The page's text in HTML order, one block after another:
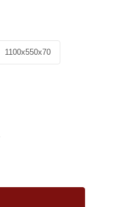
1100x550x70